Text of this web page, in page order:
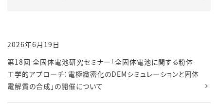
2026年6月19日
第18回 全固体電池研究セミナー「全固体電池に関する粉体
工学的アプローチ：電極緻密化のDEMシミュレーションと固体
電解質の合成」の開催について